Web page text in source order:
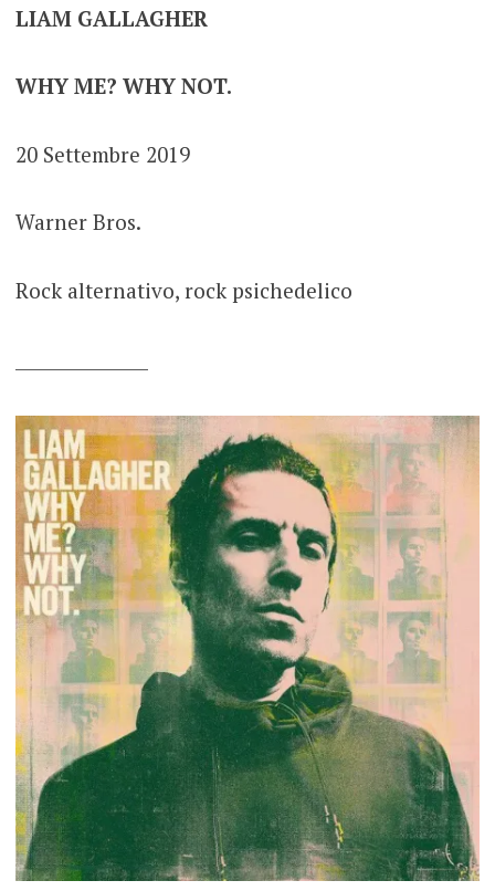
LIAM GALLAGHER
WHY ME? WHY NOT.
20 Settembre 2019
Warner Bros.
Rock alternativo, rock psichedelico